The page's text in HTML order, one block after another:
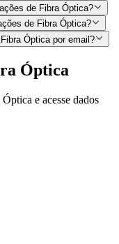
de Fibra Óptica?
de Fibra Óptica?
Óptica por email?
Óptica
e acesse dados